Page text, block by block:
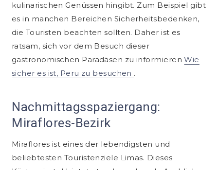
kulinarischen Genüssen hingibt. Zum Beispiel gibt
es in manchen Bereichen Sicherheitsbedenken,
die Touristen beachten sollten. Daher ist es
ratsam, sich vor dem Besuch dieser
gastronomischen Paradäsen zu informierenWie
sicher es ist, Peru zu besuchen .
Nachmittagsspaziergang:
Miraflores-Bezirk
Miraflores ist eines der lebendigsten und
beliebtesten Touristenziele Limas. Dieses